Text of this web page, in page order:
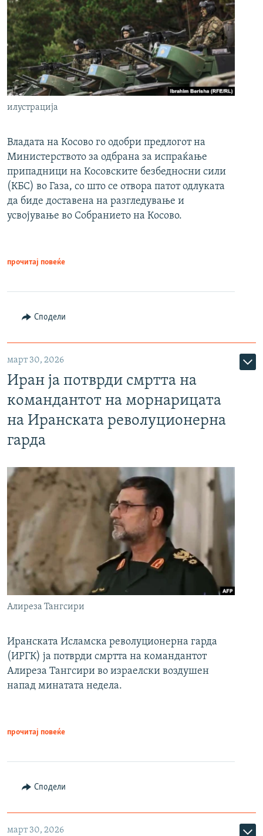
илустрација
Владата на Косово го одобри предлогот на
Министерството за одбрана за испраќање
припадници на Косовските безбедносни сили
(КБС) во Газа, со што се отвора патот одлуката
да биде доставена на разгледување и
усвојување во Собранието на Косово.
прочитај повеќе
Сподели
март 30, 2026
Иран ја потврди смртта на
командантот на морнарицата
на Иранската револуционерна
гарда
Алиреза Тангсири
Иранската Исламска револуционерна гарда
(ИРГК) ја потврди смртта на командантот
Алиреза Тангсири во израелски воздушен
напад минатата недела.
прочитај повеќе
Сподели
март 30, 2026